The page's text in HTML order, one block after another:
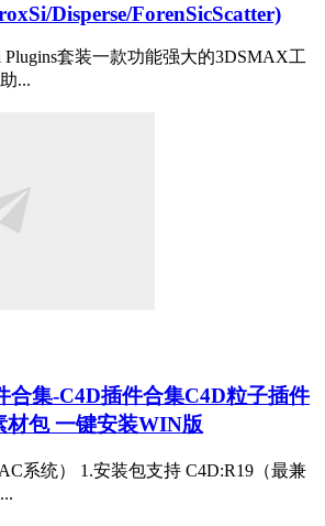
Disperse/ForenSicScatter)
套装一款功能强大的3DSMAX工
...
合集-C4D插件合集C4D粒子插件
材包 一键安装WIN版
系统） 1.安装包支持 C4D:R19（最兼